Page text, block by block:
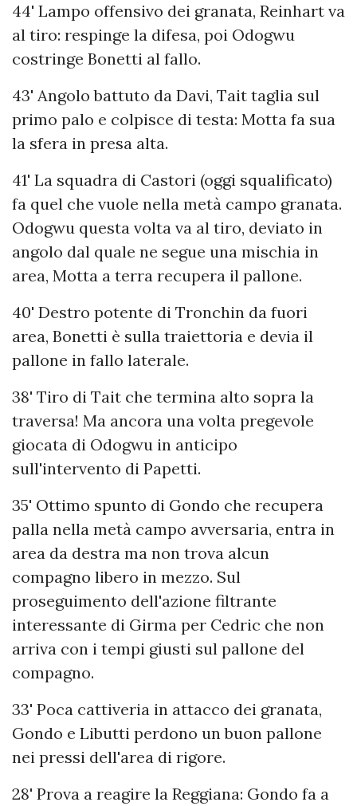
44' Lampo offensivo dei granata, Reinhart va
al tiro: respinge la difesa, poi Odogwu
costringe Bonetti al fallo.
43' Angolo battuto da Davi, Tait taglia sul
primo palo e colpisce di testa: Motta fa sua
la sfera in presa alta.
41' La squadra di Castori (oggi squalificato)
fa quel che vuole nella metà campo granata.
Odogwu questa volta va al tiro, deviato in
angolo dal quale ne segue una mischia in
area, Motta a terra recupera il pallone.
40' Destro potente di Tronchin da fuori
area, Bonetti è sulla traiettoria e devia il
pallone in fallo laterale.
38' Tiro di Tait che termina alto sopra la
traversa! Ma ancora una volta pregevole
giocata di Odogwu in anticipo
sull'intervento di Papetti.
35' Ottimo spunto di Gondo che recupera
palla nella metà campo avversaria, entra in
area da destra ma non trova alcun
compagno libero in mezzo. Sul
proseguimento dell'azione filtrante
interessante di Girma per Cedric che non
arriva con i tempi giusti sul pallone del
compagno.
33' Poca cattiveria in attacco dei granata,
Gondo e Libutti perdono un buon pallone
nei pressi dell'area di rigore.
28' Prova a reagire la Reggiana: Gondo fa a